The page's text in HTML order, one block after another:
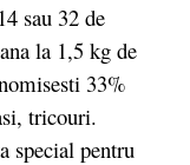
sau 32 de
la 1,5 kg de
33%
tricouri.
special pentru